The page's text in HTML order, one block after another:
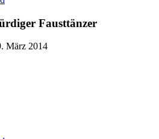
Fausttänzer
März 2014